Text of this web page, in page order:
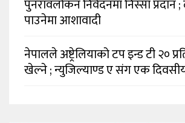
पुनरावलोकन निवेदनमा निस्सा प्रदान ;
पाउनेमा आशावादी
नेपालले अष्ट्रेलियाको टप इन्ड टी २०
खेल्ने ; न्युजिल्याण्ड ए संग एक